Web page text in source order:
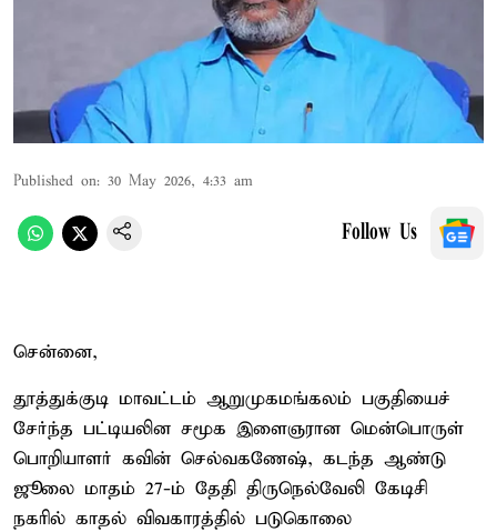
Published on: 30 May 2026, 4:33 am
Follow Us
சென்னை,
தூத்துக்குடி மாவட்டம் ஆறுமுகமங்கலம் பகுதியைச்
சேர்ந்த பட்டியலின சமூக இளைஞரான மென்பொருள்
பொறியாளர் கவின் செல்வகணேஷ், கடந்த ஆண்டு
ஜூலை மாதம் 27-ம் தேதி திருநெல்வேலி கேடிசி
நகரில் காதல் விவகாரத்தில் படுகொலை